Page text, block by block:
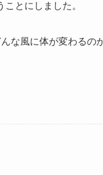
とにしました。
な風に体が変わるの